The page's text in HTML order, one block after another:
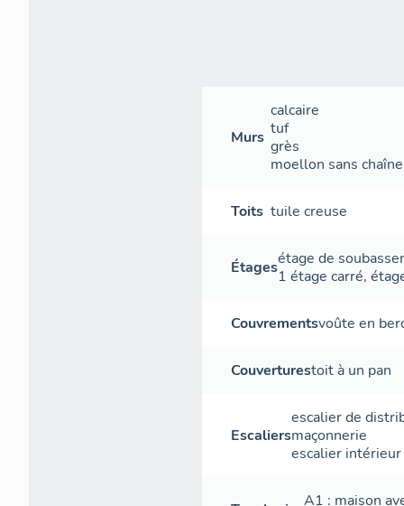
Murs
calcaire
tuf
grès
moellon sans
Toits tuile creuse
Étagesétage de
1 étage carré,
Couvrementsvoûte en
Couverturestoit à un pan
Escaliers
escalier de
maçonnerie
escalier intérieur
A1 : maison